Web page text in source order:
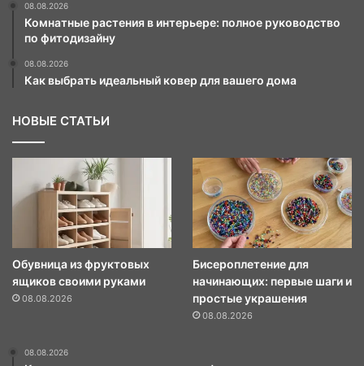
08.08.2026
Комнатные растения в интерьере: полное руководство
по фитодизайну
08.08.2026
Как выбрать идеальный ковер для вашего дома
НОВЫЕ СТАТЬИ
Обувница из фруктовых
ящиков своими руками
08.08.2026
Бисероплетение для
начинающих: первые шаги и
простые украшения
08.08.2026
08.08.2026